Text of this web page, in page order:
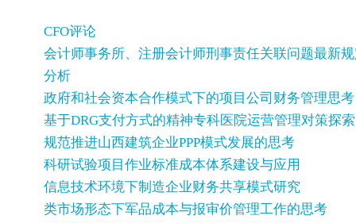
CFO评论
会计师事务所、注册会计师刑事责任关联问题最新
分析
政府和社会资本合作模式下的项目公司财务管理思考
基于DRG支付方式的精神专科医院运营管理对策探索
规范推进山西建筑企业PPP模式发展的思考
科研试验项目作业标准成本体系建设与应用
信息技术环境下制造企业财务共享模式研究
类市场形态下军品成本与报审价管理工作的思考